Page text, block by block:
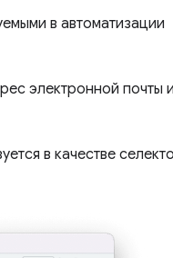
в автоматизации
электронной почты и
в качестве